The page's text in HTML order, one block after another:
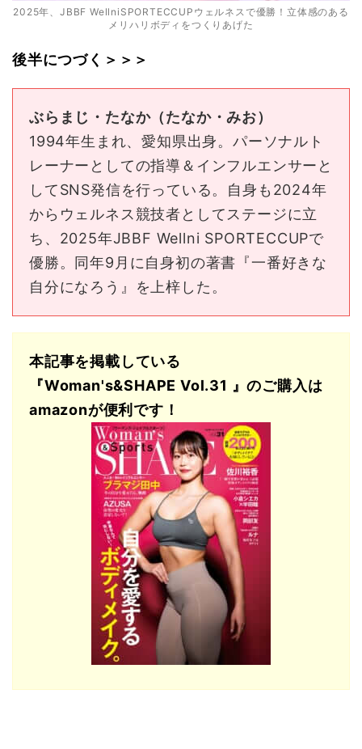
2025年、JBBF WellniSPORTECCUPウェルネスで優勝！立体感のある
メリハリボディをつくりあげた
後半につづく＞＞＞
ぶらまじ・たなか（たなか・みお）
1994年生まれ、愛知県出身。パーソナルト
レーナーとしての指導＆インフルエンサーと
してSNS発信を行っている。自身も2024年
からウェルネス競技者としてステージに立
ち、2025年JBBF Wellni SPORTECCUPで
優勝。同年9月に自身初の著書『一番好きな
自分になろう』を上梓した。
本記事を掲載している
『Woman's&SHAPE Vol.31 』のご購入は
amazonが便利です！